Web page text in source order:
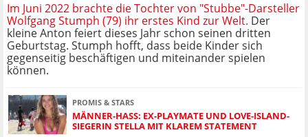
Im Juni 2022 brachte die Tochter von "Stubbe"-Darsteller
Wolfgang Stumph (79) ihr erstes Kind zur Welt. Der
kleine Anton feiert dieses Jahr schon seinen dritten
Geburtstag. Stumph hofft, dass beide Kinder sich
gegenseitig beschäftigen und miteinander spielen
können.
PROMIS & STARS
MÄNNER-HASS: EX-PLAYMATE UND LOVE-ISLAND-
SIEGERIN STELLA MIT KLAREM STATEMENT